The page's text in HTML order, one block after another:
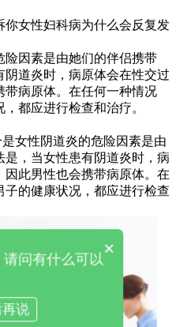
你女性妇科病为什么会反复发
险因素是由她们的伴侣携带
道炎时，病原体会在性交过
病原体。在任何一种情况
都应进行检查和治疗。
女性阴道炎的危险因素是由
，当女性患有阴道炎时，病
此男性也会携带病原体。在
的健康状况，都应进行检查
×
问有什么可以
说